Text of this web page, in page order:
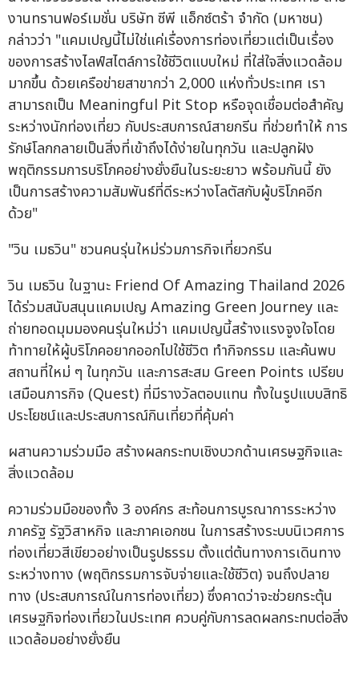
งานทรานฟอร์เมชั่น บริษัท ซีพี แอ็กซ์ตร้า จำกัด (มหาชน)
กล่าวว่า "แคมเปญนี้ไม่ใช่แค่เรื่องการท่องเที่ยวแต่เป็นเรื่อง
ของการสร้างไลฟ์สไตล์การใช้ชีวิตแบบใหม่ ที่ใส่ใจสิ่งแวดล้อม
มากขึ้น ด้วยเครือข่ายสาขากว่า 2,000 แห่งทั่วประเทศ เรา
สามารถเป็น Meaningful Pit Stop หรือจุดเชื่อมต่อสำคัญ
ระหว่างนักท่องเที่ยว กับประสบการณ์สายกรีน ที่ช่วยทำให้ การ
รักษ์โลกกลายเป็นสิ่งที่เข้าถึงได้ง่ายในทุกวัน และปลูกฝัง
พฤติกรรมการบริโภคอย่างยั่งยืนในระยะยาว พร้อมกันนี้ ยัง
เป็นการสร้างความสัมพันธ์ที่ดีระหว่างโลตัสกับผู้บริโภคอีก
ด้วย"
"วิน เมธวิน" ชวนคนรุ่นใหม่ร่วมภารกิจเที่ยวกรีน
วิน เมธวิน ในฐานะ Friend Of Amazing Thailand 2026
ได้ร่วมสนับสนุนแคมเปญ Amazing Green Journey และ
ถ่ายทอดมุมมองคนรุ่นใหม่ว่า แคมเปญนี้สร้างแรงจูงใจโดย
ท้าทายให้ผู้บริโภคอยากออกไปใช้ชีวิต ทำกิจกรรม และค้นพบ
สถานที่ใหม่ ๆ ในทุกวัน และการสะสม Green Points เปรียบ
เสมือนภารกิจ (Quest) ที่มีรางวัลตอบแทน ทั้งในรูปแบบสิทธิ
ประโยชน์และประสบการณ์กินเที่ยวที่คุ้มค่า
ผสานความร่วมมือ สร้างผลกระทบเชิงบวกด้านเศรษฐกิจและ
สิ่งแวดล้อม
ความร่วมมือของทั้ง 3 องค์กร สะท้อนการบูรณาการระหว่าง
ภาครัฐ รัฐวิสาหกิจ และภาคเอกชน ในการสร้างระบบนิเวศการ
ท่องเที่ยวสีเขียวอย่างเป็นรูปธรรม ตั้งแต่ต้นทางการเดินทาง
ระหว่างทาง (พฤติกรรมการจับจ่ายและใช้ชีวิต) จนถึงปลาย
ทาง (ประสบการณ์ในการท่องเที่ยว) ซึ่งคาดว่าจะช่วยกระตุ้น
เศรษฐกิจท่องเที่ยวในประเทศ ควบคู่กับการลดผลกระทบต่อสิ่ง
แวดล้อมอย่างยั่งยืน